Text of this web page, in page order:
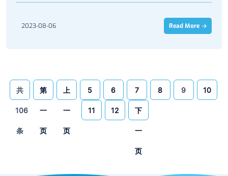
2023-08-06 Read More
共
106
条
第
一
页
上
一
页
5 6 7 8 9 10
11 12 下
一
页